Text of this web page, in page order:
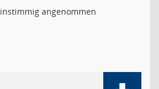
angenommen